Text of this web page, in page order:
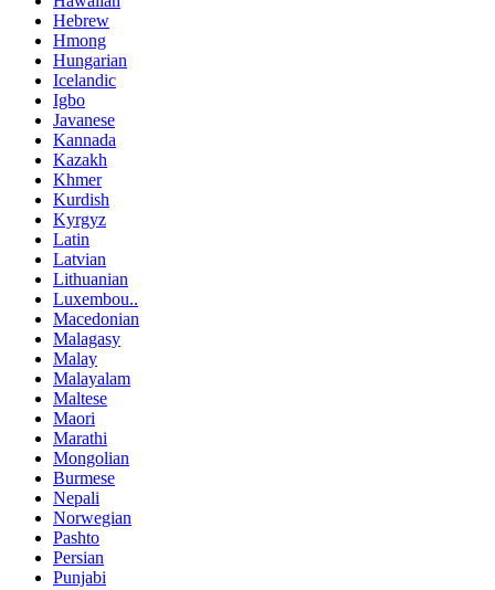
Hebrew
Hmong
Hungarian
Icelandic
Igbo
Javanese
Kannada
Kazakh
Khmer
Kurdish
Kyrgyz
Latin
Latvian
Lithuanian
Luxembou..
Macedonian
Malagasy
Malay
Malayalam
Maltese
Maori
Marathi
Mongolian
Burmese
Nepali
Norwegian
Pashto
Persian
Punjabi